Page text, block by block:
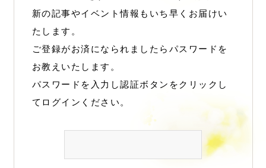
新の記事やイベント情報もいち早くお届けい
たします。
ご登録がお済になられましたらパスワードを
お教えいたします。
パスワードを入力し認証ボタンをクリックし
てログインください。